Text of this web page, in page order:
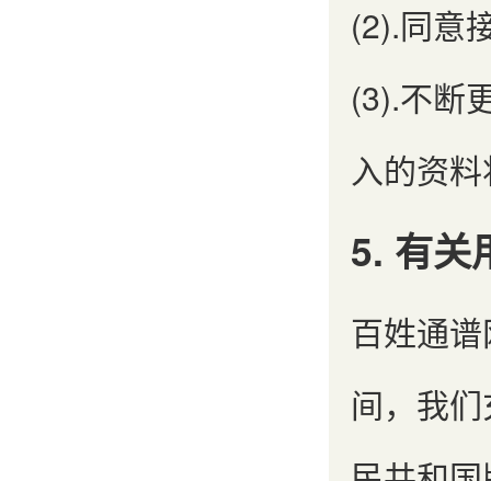
(2).同意
(3).不断
入的资
5. 有关
百姓通
间，我